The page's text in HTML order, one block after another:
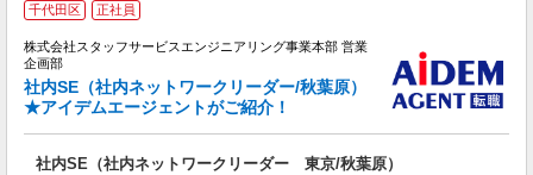
千代田区 正社員
株式会社スタッフサービスエンジニアリング事業本部 営業
企画部
社内SE（社内ネットワークリーダー/秋葉原）
★アイデムエージェントがご紹介！
社内SE（社内ネットワークリーダー 東京/秋葉原）